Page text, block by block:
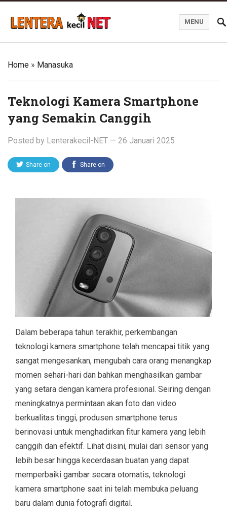
MENU
Home » Manasuka
Teknologi Kamera Smartphone
yang Semakin Canggih
Posted by Lenterakecil-NET — 26 Januari 2025
Share on Share on
Dalam beberapa tahun terakhir, perkembangan
teknologi kamera smartphone telah mencapai titik yang
sangat mengesankan, mengubah cara orang menangkap
momen sehari-hari dan bahkan menghasilkan gambar
yang setara dengan kamera profesional. Seiring dengan
meningkatnya permintaan akan foto dan video
berkualitas tinggi, produsen smartphone terus
berinovasi untuk menghadirkan fitur kamera yang lebih
canggih dan efektif. Lihat disini, mulai dari sensor yang
lebih besar hingga kecerdasan buatan yang dapat
memperbaiki gambar secara otomatis, teknologi
kamera smartphone saat ini telah membuka peluang
baru dalam dunia fotografi digital.